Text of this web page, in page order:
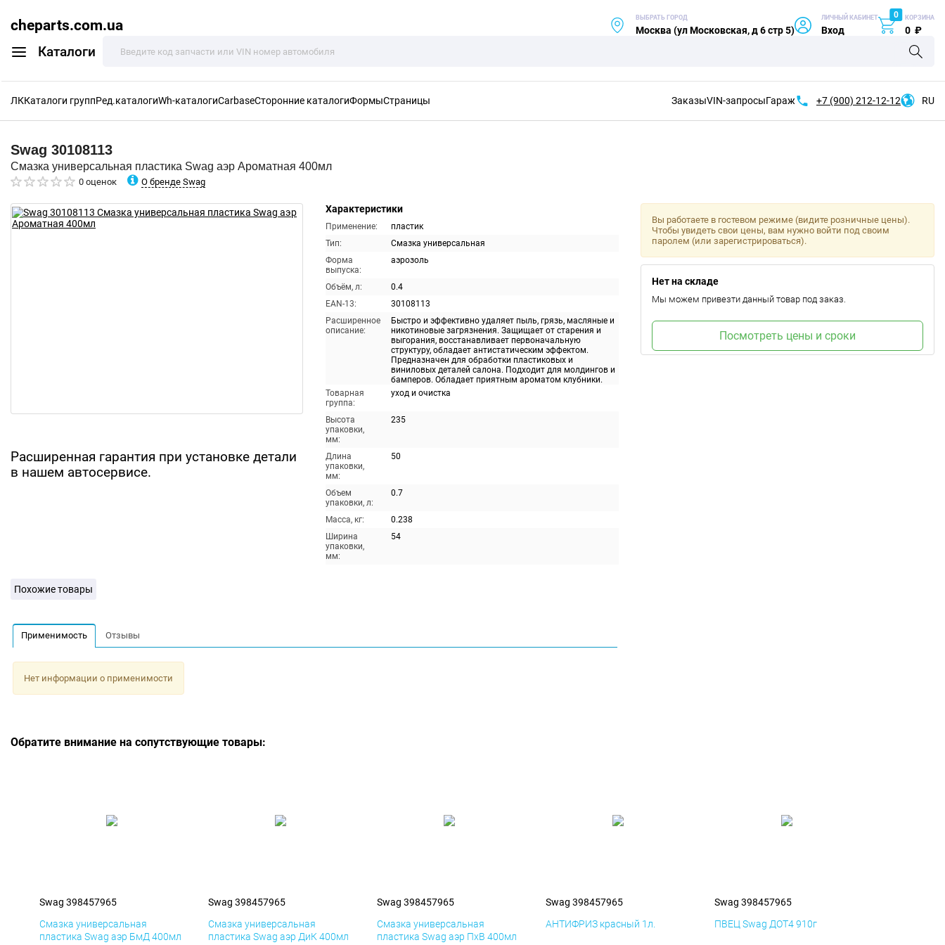
cheparts.com.ua
Каталоги
ВЫБРАТЬ ГОРОД
Москва (ул Московская, д 6 стр 5)
ЛИЧНЫЙ КАБИНЕТ
Вход
0 КОРЗИНА
0 ₽
ЛККаталоги группРед.каталогиWh-каталогиCarbaseСторонние каталогиФормыСтраницы ЗаказыVIN-запросыГараж +7 (900) 212-12-12 RU
Swag 30108113
Смазка универсальная пластика Swag аэр Ароматная 400мл
0 оценок О бренде Swag
Расширенная гарантия при установке детали
в нашем автосервисе.
Характеристики
Применение:
пластик
Тип:
Смазка универсальная
Форма
выпуска:
аэрозоль
Объём, л:
0.4
EAN-13:
30108113
Расширенное
описание:
Быстро и эффективно удаляет пыль, грязь, масляные и
никотиновые загрязнения. Защищает от старения и
выгорания, восстанавливает первоначальную
структуру, обладает антистатическим эффектом.
Предназначен для обработки пластиковых и
виниловых деталей салона. Подходит для молдингов и
бамперов. Обладает приятным ароматом клубники.
Товарная
группа:
уход и очистка
Высота
упаковки,
мм:
235
Длина
упаковки,
мм:
50
Объем
упаковки, л:
0.7
Масса, кг:
0.238
Ширина
упаковки,
мм:
54
Вы работаете в гостевом режиме (видите розничные цены).
Чтобы увидеть свои цены, вам нужно войти под своим
паролем (или зарегистрироваться).
Нет на складе
Мы можем привезти данный товар под заказ.
Посмотреть цены и сроки
Похожие товары
Применимость Отзывы
Нет информации о применимости
Обратите внимание на сопутствующие товары:
Swag 398457965
Смазка универсальная
пластика Swag аэр БмД 400мл
Swag 398457965
Смазка универсальная
пластика Swag аэр ДиК 400мл
Swag 398457965
Смазка универсальная
пластика Swag аэр ПхВ 400мл
Swag 398457965
АНТИФРИЗ красный 1л.
Swag 398457965
ПВЕЦ Swag ДОТ4 910г